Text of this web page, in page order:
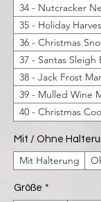
34 - Nutcracker
35 - Holiday
36 - Christmas
37 - Santas Sleigh
38 - Jack Frost
39 - Mulled Wine
40 - Christmas
Mit / Ohne
Mit Halterung
Größe *